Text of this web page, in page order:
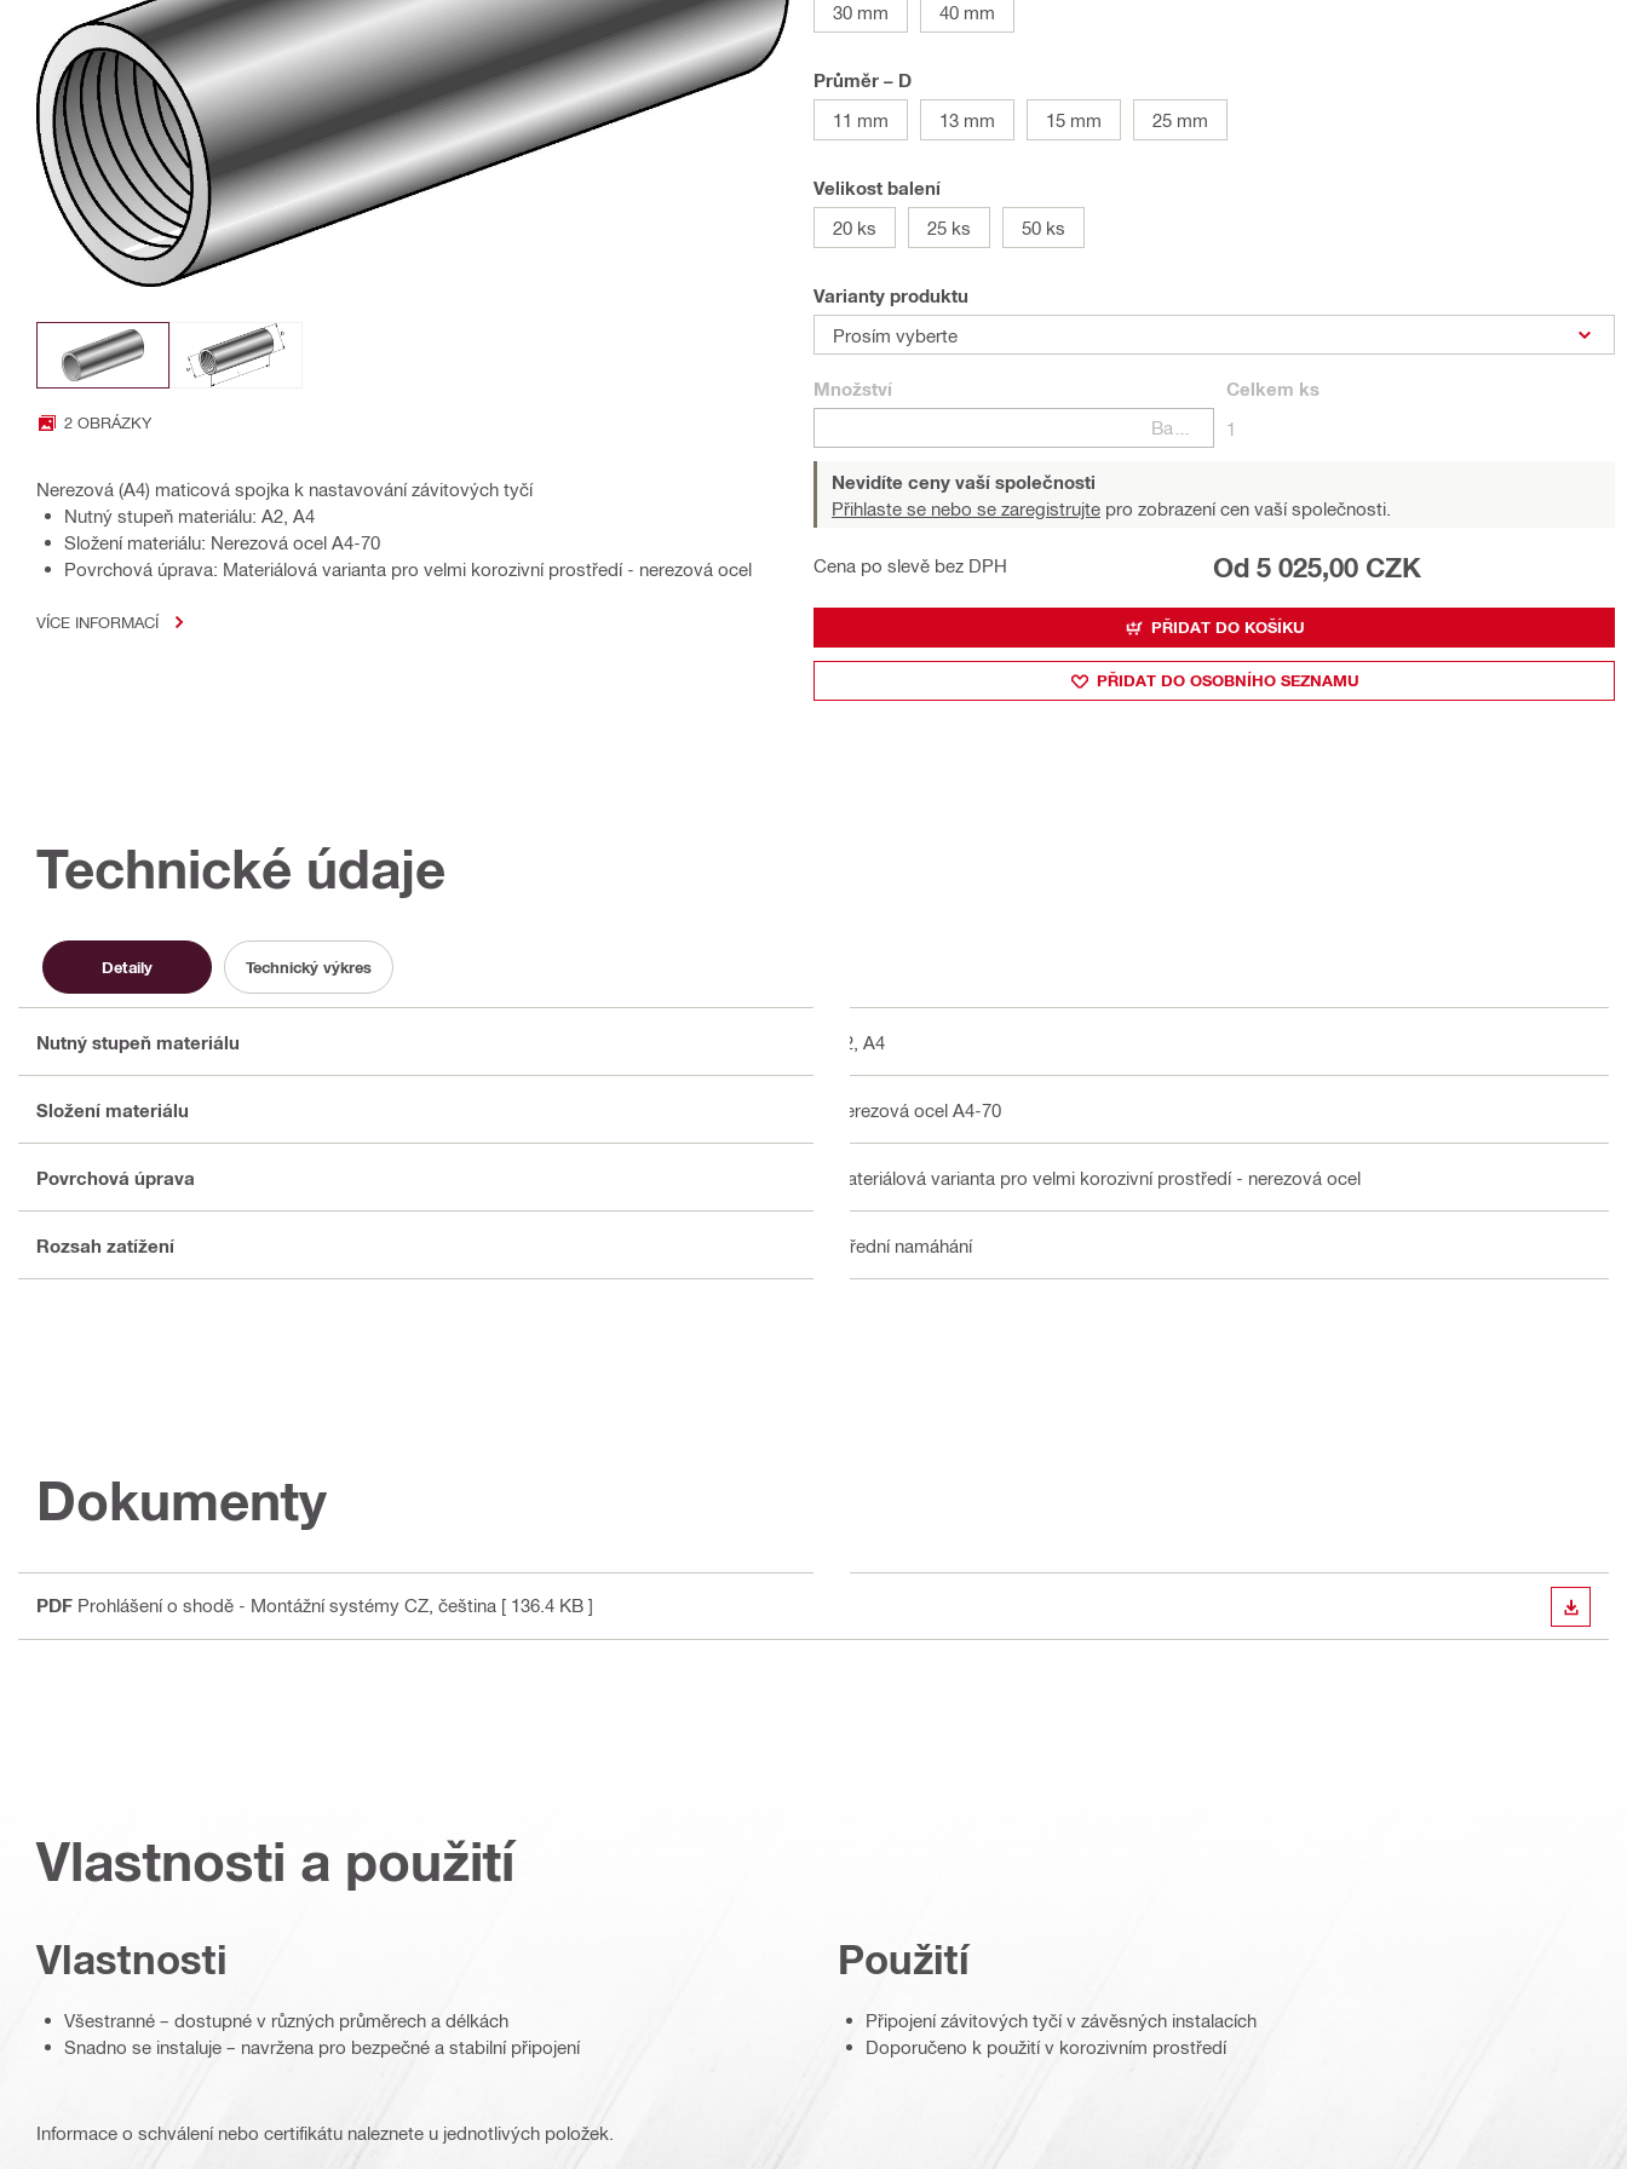
2 OBRÁZKY
Nerezová (A4) maticová spojka k nastavování závitových tyčí
Nutný stupeň materiálu: A2, A4
Složení materiálu: Nerezová ocel A4-70
Povrchová úprava: Materiálová varianta pro velmi korozivní prostředí - nerezová ocel
VÍCE INFORMACÍ
30 mm
40 mm
Průměr – D
11 mm
13 mm 15 mm 25 mm
Velikost balení
20 ks
25 ks 50 ks
Varianty produktu
Prosím vyberte
Množství
Celkem ks
1
Nevidíte ceny vaší společnosti
Přihlaste se nebo se zaregistrujte pro zobrazení cen vaší společnosti.
Cena po slevě bez DPH Od 5 025,00 CZK
PŘIDAT DO KOŠÍKU
PŘIDAT DO OSOBNÍHO SEZNAMU
Technické údaje
Detaily Technický výkres
Nutný stupeň materiálu A2, A4
Složení materiálu Nerezová ocel A4-70
Povrchová úprava Materiálová varianta pro velmi korozivní prostředí - nerezová ocel
Rozsah zatížení Střední namáhání
Dokumenty
PDF Prohlášení o shodě - Montážní systémy CZ , čeština [ 136.4 KB ]
Vlastnosti a použití
Vlastnosti
Všestranné – dostupné v různých průměrech a délkách
Snadno se instaluje – navržena pro bezpečné a stabilní připojení
Použití
Připojení závitových tyčí v závěsných instalacích
Doporučeno k použití v korozivním prostředí
Informace o schválení nebo certifikátu naleznete u jednotlivých položek.